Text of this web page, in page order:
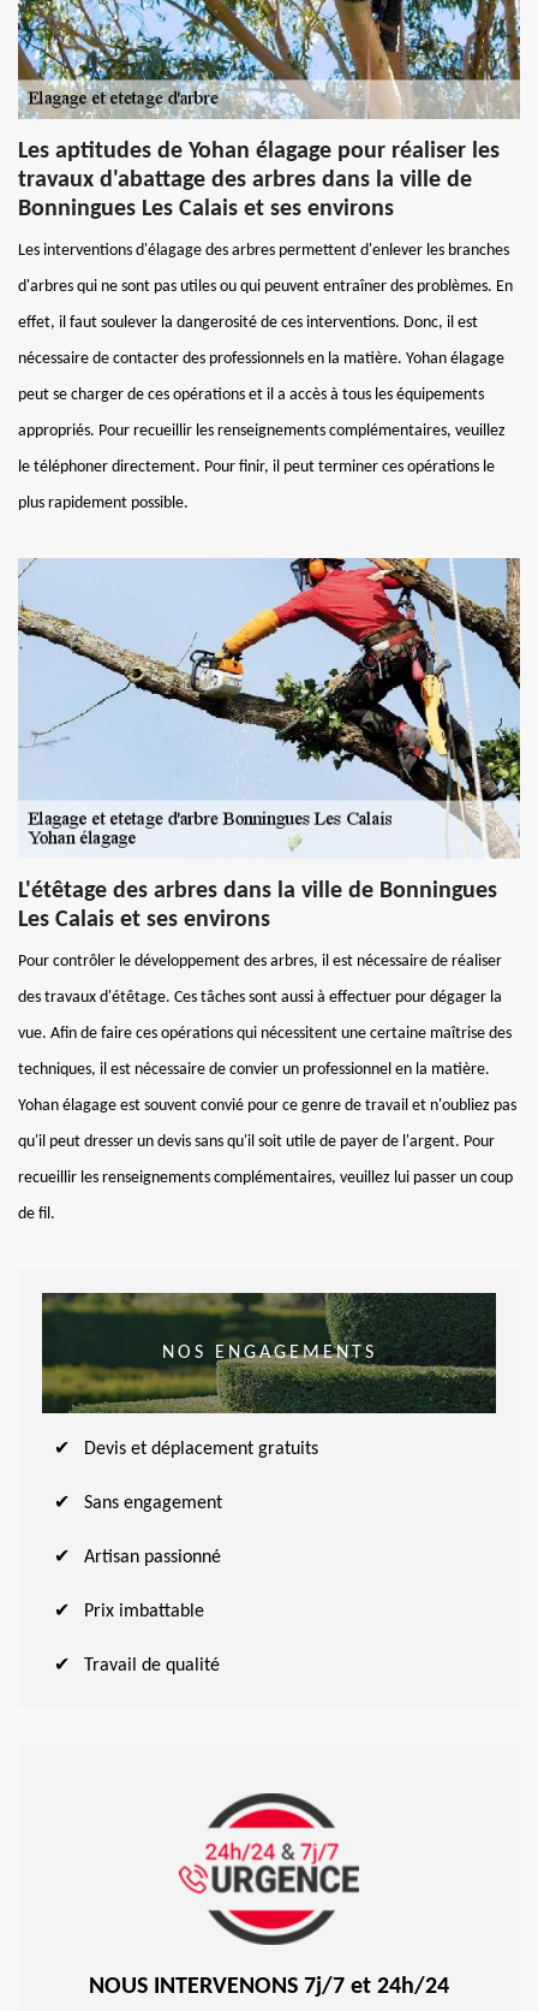
Les aptitudes de Yohan élagage pour réaliser les
travaux d'abattage des arbres dans la ville de
Bonningues Les Calais et ses environs
Les interventions d'élagage des arbres permettent d'enlever les branches
d'arbres qui ne sont pas utiles ou qui peuvent entraîner des problèmes. En
effet, il faut soulever la dangerosité de ces interventions. Donc, il est
nécessaire de contacter des professionnels en la matière. Yohan élagage
peut se charger de ces opérations et il a accès à tous les équipements
appropriés. Pour recueillir les renseignements complémentaires, veuillez
le téléphoner directement. Pour finir, il peut terminer ces opérations le
plus rapidement possible.
L'étêtage des arbres dans la ville de Bonningues
Les Calais et ses environs
Pour contrôler le développement des arbres, il est nécessaire de réaliser
des travaux d'étêtage. Ces tâches sont aussi à effectuer pour dégager la
vue. Afin de faire ces opérations qui nécessitent une certaine maîtrise des
techniques, il est nécessaire de convier un professionnel en la matière.
Yohan élagage est souvent convié pour ce genre de travail et n'oubliez pas
qu'il peut dresser un devis sans qu'il soit utile de payer de l'argent. Pour
recueillir les renseignements complémentaires, veuillez lui passer un coup
de fil.
NOS ENGAGEMENTS
Devis et déplacement gratuits
Sans engagement
Artisan passionné
Prix imbattable
Travail de qualité
NOUS INTERVENONS 7j/7 et 24h/24